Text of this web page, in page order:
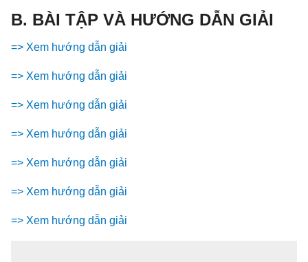
B. BÀI TẬP VÀ HƯỚNG DẪN GIẢI
=> Xem hướng dẫn giải
=> Xem hướng dẫn giải
=> Xem hướng dẫn giải
=> Xem hướng dẫn giải
=> Xem hướng dẫn giải
=> Xem hướng dẫn giải
=> Xem hướng dẫn giải